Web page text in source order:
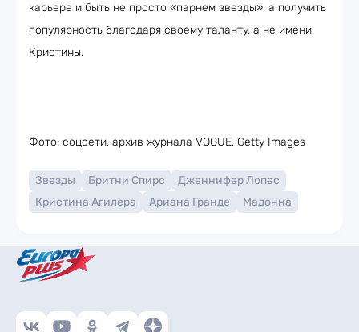
карьере и быть не просто «парнем звезды», а получить
популярность благодаря своему таланту, а не имени
Кристины.
Фото: соцсети, архив журнала VOGUE, Getty Images
Звезды Бритни Спирс
Дженнифер Лопес
Кристина Агилера
Ариана Гранде Мадонна